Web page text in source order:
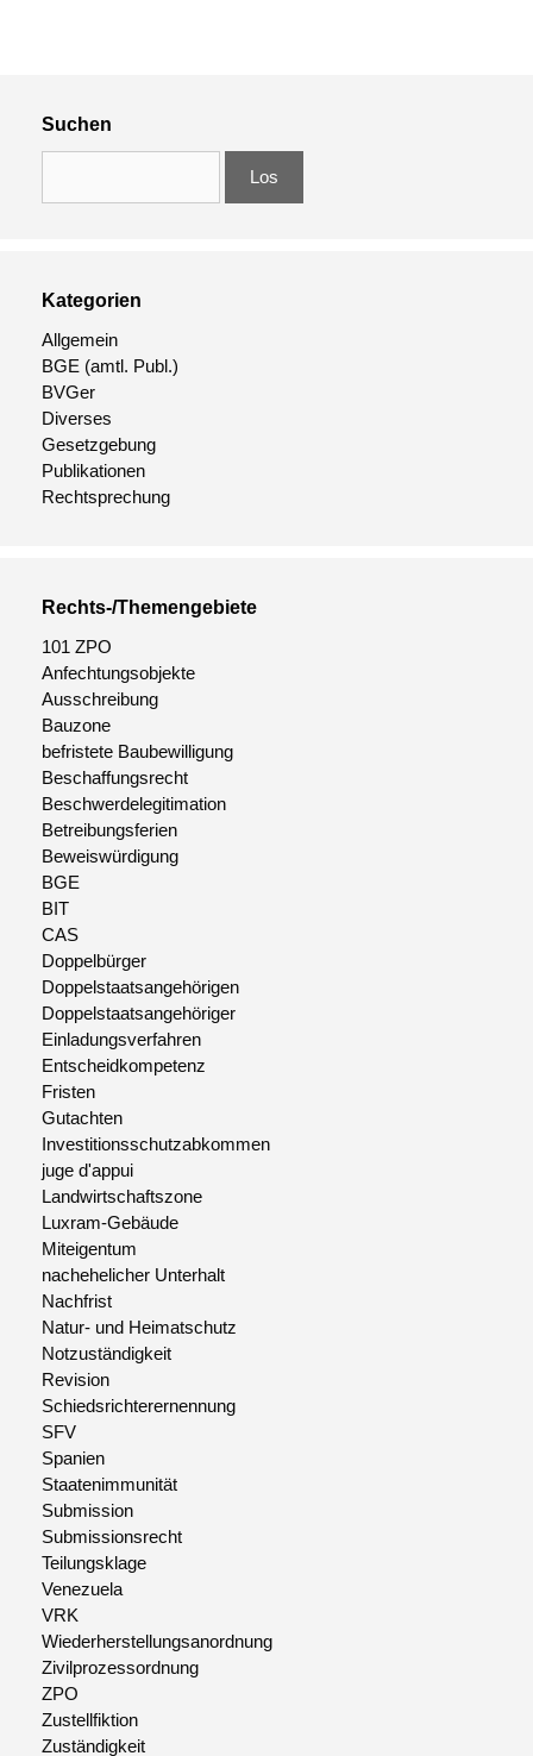
Suchen
Kategorien
Allgemein
BGE (amtl. Publ.)
BVGer
Diverses
Gesetzgebung
Publikationen
Rechtsprechung
Rechts-/Themengebiete
101 ZPO
Anfechtungsobjekte
Ausschreibung
Bauzone
befristete Baubewilligung
Beschaffungsrecht
Beschwerdelegitimation
Betreibungsferien
Beweiswürdigung
BGE
BIT
CAS
Doppelbürger
Doppelstaatsangehörigen
Doppelstaatsangehöriger
Einladungsverfahren
Entscheidkompetenz
Fristen
Gutachten
Investitionsschutzabkommen
juge d'appui
Landwirtschaftszone
Luxram-Gebäude
Miteigentum
nachehelicher Unterhalt
Nachfrist
Natur- und Heimatschutz
Notzuständigkeit
Revision
Schiedsrichterernennung
SFV
Spanien
Staatenimmunität
Submission
Submissionsrecht
Teilungsklage
Venezuela
VRK
Wiederherstellungsanordnung
Zivilprozessordnung
ZPO
Zustellfiktion
Zuständigkeit